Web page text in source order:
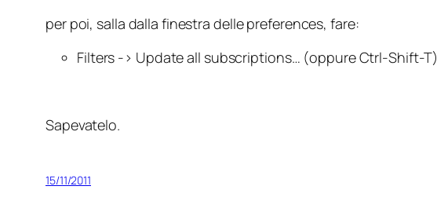
per poi, salla dalla finestra delle preferences, fare:
Filters -> Update all subscriptions… (oppure Ctrl-Shift-T)
Sapevatelo.
15/11/2011